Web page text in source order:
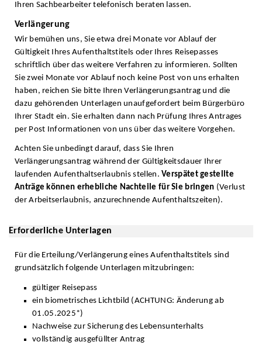
Ihren Sachbearbeiter telefonisch beraten lassen.
Verlängerung
Wir bemühen uns, Sie etwa drei Monate vor Ablauf der
Gültigkeit Ihres Aufenthaltstitels oder Ihres Reisepasses
schriftlich über das weitere Verfahren zu informieren. Sollten
Sie zwei Monate vor Ablauf noch keine Post von uns erhalten
haben, reichen Sie bitte Ihren Verlängerungsantrag und die
dazu gehörenden Unterlagen unaufgefordert beim Bürgerbüro
Ihrer Stadt ein. Sie erhalten dann nach Prüfung Ihres Antrages
per Post Informationen von uns über das weitere Vorgehen.
Achten Sie unbedingt darauf, dass Sie Ihren
Verlängerungsantrag während der Gültigkeitsdauer Ihrer
laufenden Aufenthaltserlaubnis stellen.Verspätet gestellte
Anträge können erhebliche Nachteile für Sie bringen (Verlust
der Arbeitserlaubnis, anzurechnende Aufenthaltszeiten).
Erforderliche Unterlagen
Für die Erteilung/Verlängerung eines Aufenthaltstitels sind
grundsätzlich folgende Unterlagen mitzubringen:
gültiger Reisepass
ein biometrisches Lichtbild (ACHTUNG: Änderung ab
01.05.2025*)
Nachweise zur Sicherung des Lebensunterhalts
vollständig ausgefüllter Antrag